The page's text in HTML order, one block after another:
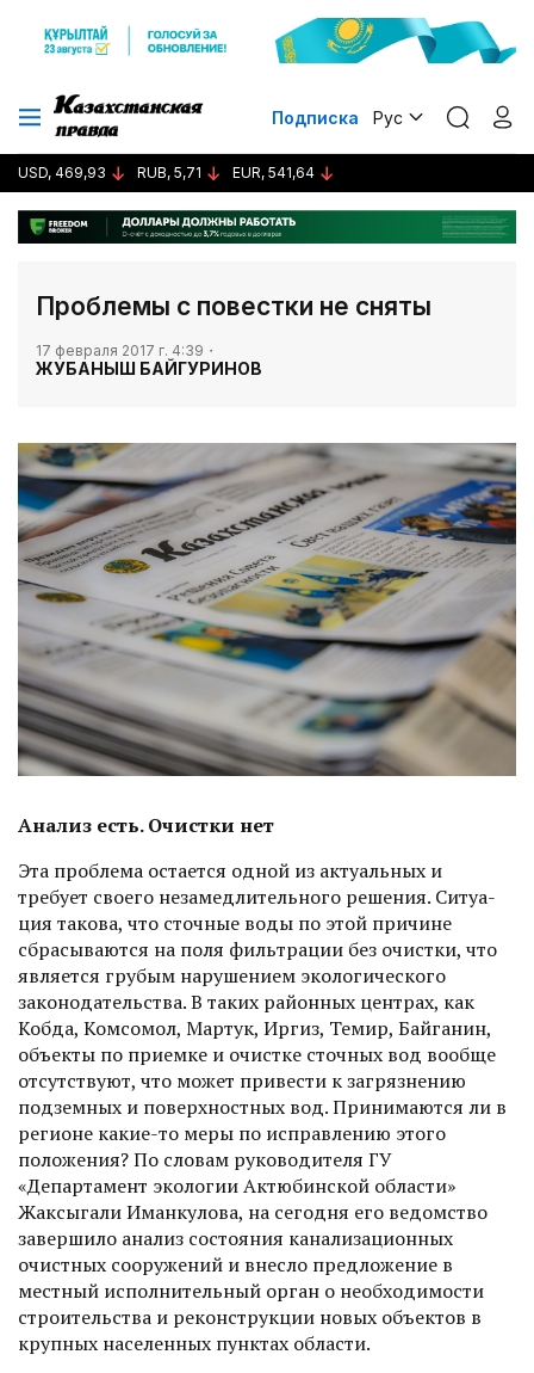
Подписка Рус
USD, 469,93 RUB, 5,71 EUR, 541,64
​Проблемы с повестки не сняты
17 февраля 2017 г. 4:39
ЖУБАНЫШ БАЙГУРИНОВ
Анализ есть. Очистки нет
Эта проблема остается одной из актуальных и
требует своего незамедлительного решения. Ситуа­
ция такова, что сточные воды по этой причине
сбрасываются на поля фильт­рации без очистки, что
является грубым нарушением экологического
законодательства. В таких районных цент­рах, как
Кобда, Комсомол, Мартук, Иргиз, Темир, Байганин,
объекты по приемке и очистке сточных вод вообще
отсутствуют, что может привести к загрязнению
подземных и поверхностных вод. Принимаются ли в
регионе какие-то меры по исправлению этого
положения? По словам руководителя ГУ
«Департамент экологии Актюбинской области»
Жаксыгали Иманкулова, на сегодня его ведомство
завершило анализ состояния канализационных
очистных сооружений и внесло предложение в
местный исполнительный орган о необходимости
строительства и реконструкции новых объектов в
крупных населенных пунктах области.